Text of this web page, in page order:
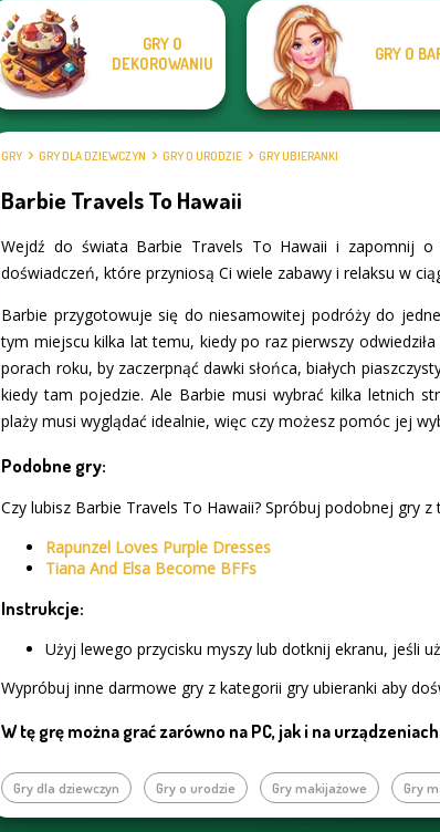
GRY O
DEKOROWANIU
GRY O
GRY GRY DLA DZIEWCZYN GRY O URODZIE GRY UBIERANKI
Barbie Travels To Hawaii
Wejdź do świata Barbie Travels To Hawaii i zapomnij o
doświadczeń, które przyniosą Ci wiele zabawy i relaksu w
Barbie przygotowuje się do niesamowitej podróży do
tym miejscu kilka lat temu, kiedy po raz pierwszy
porach roku, by zaczerpnąć dawki słońca, białych
kiedy tam pojedzie. Ale Barbie musi wybrać kilka letnich
plaży musi wyglądać idealnie, więc czy możesz pomóc jej
Podobne gry:
Czy lubisz Barbie Travels To Hawaii? Spróbuj podobnej gry z
Rapunzel Loves Purple Dresses
Tiana And Elsa Become BFFs
Instrukcje:
Użyj lewego przycisku myszy lub dotknij ekranu, jeśli
Wypróbuj inne darmowe gry z kategorii gry ubieranki aby
W tę grę można grać zarówno na PC, jak i na
Gry dla dziewczyn Gry o urodzie Gry makijażowe Gry